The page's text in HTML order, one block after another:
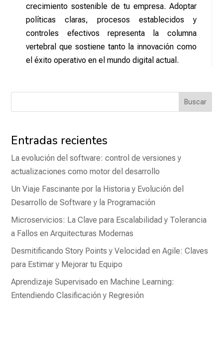
crecimiento sostenible de tu empresa. Adoptar
políticas claras, procesos establecidos y
controles efectivos representa la columna
vertebral que sostiene tanto la innovación como
el éxito operativo en el mundo digital actual.
Buscar
Entradas recientes
La evolución del software: control de versiones y
actualizaciones como motor del desarrollo
Un Viaje Fascinante por la Historia y Evolución del
Desarrollo de Software y la Programación
Microservicios: La Clave para Escalabilidad y Tolerancia
a Fallos en Arquitecturas Modernas
Desmitificando Story Points y Velocidad en Agile: Claves
para Estimar y Mejorar tu Equipo
Aprendizaje Supervisado en Machine Learning:
Entendiendo Clasificación y Regresión